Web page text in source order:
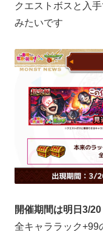
クエストボスと入
みたいです
開催期間は明日3/
全キャララック+99